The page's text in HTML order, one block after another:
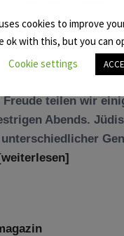
das jüdische Fest
und der
Freude teilen wir
Abends.
unterschiedlicher
[weiterlesen]
cookies to improve
ok with this, but you can
Cookie settings